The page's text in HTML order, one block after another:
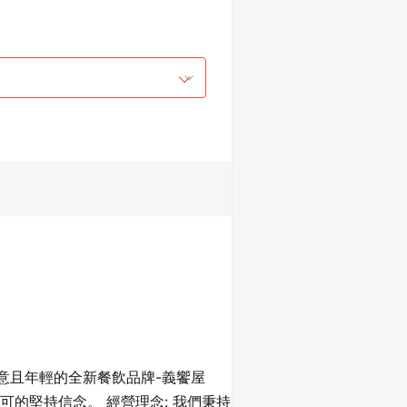
且年輕的全新餐飲品牌-義饗屋
的堅持信念。 經營理念: 我們秉持